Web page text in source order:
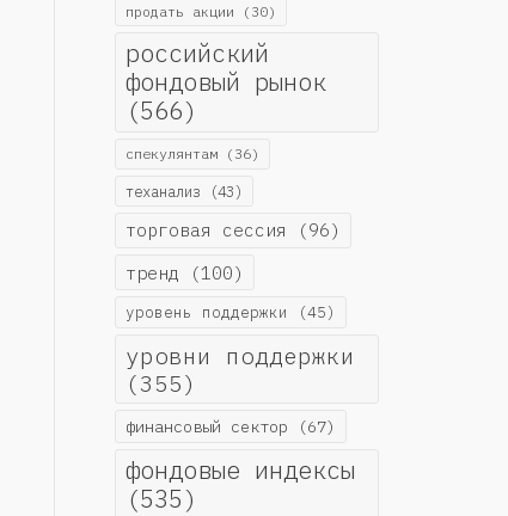
продать акции (30)
российский
фондовый рынок
(566)
спекулянтам(36)
теханализ (43)
торговая сессия (96)
тренд (100)
уровень поддержки (45)
уровни поддержки
(355)
финансовый сектор (67)
фондовые индексы
(535)